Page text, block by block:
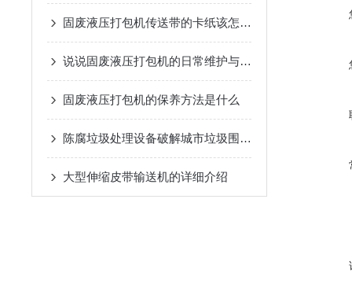
固废液压打包机传送带的卡纸该怎么处理
说说固废液压打包机的日常维护与保养
固废液压打包机的保养方法是什么
陈腐垃圾处理设备破解城市垃圾围城困局
大型伸缩皮带输送机的详细介绍